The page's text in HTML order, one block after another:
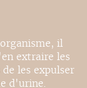
il
extraire les
les expulser
d'urine.